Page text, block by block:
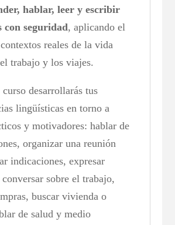
hablar, leer y escribir
con seguridad, aplicando el
reales de la vida
trabajo y los viajes.
desarrollarás tus
lingüísticas en torno a
y motivadores: hablar de
organizar una reunión
indicaciones, expresar
sobre el trabajo,
buscar vivienda o
de salud y medio